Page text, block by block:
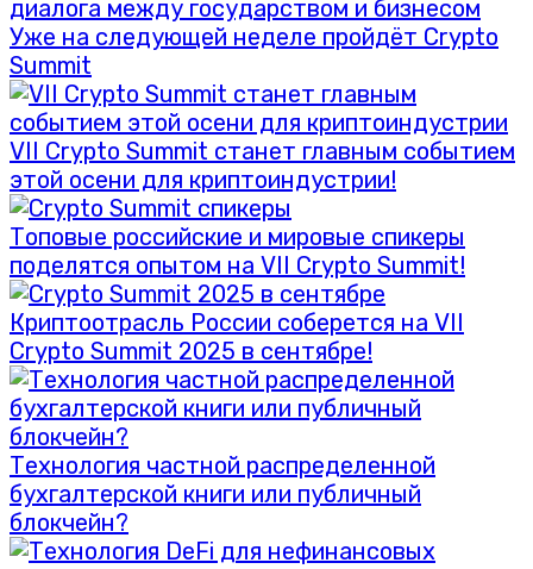
Уже на следующей неделе пройдёт Crypto
Summit
VII Crypto Summit станет главным событием
этой осени для криптоиндустрии!
Топовые российские и мировые спикеры
поделятся опытом на VII Crypto Summit!
Криптоотрасль России соберется на VII
Crypto Summit 2025 в сентябре!
Технология частной распределенной
бухгалтерской книги или публичный
блокчейн?